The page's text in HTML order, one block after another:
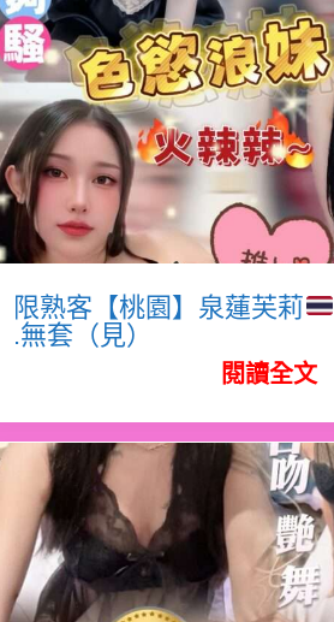
限熟客【桃園】泉蓮芙莉
.無套（見）
閱讀全文